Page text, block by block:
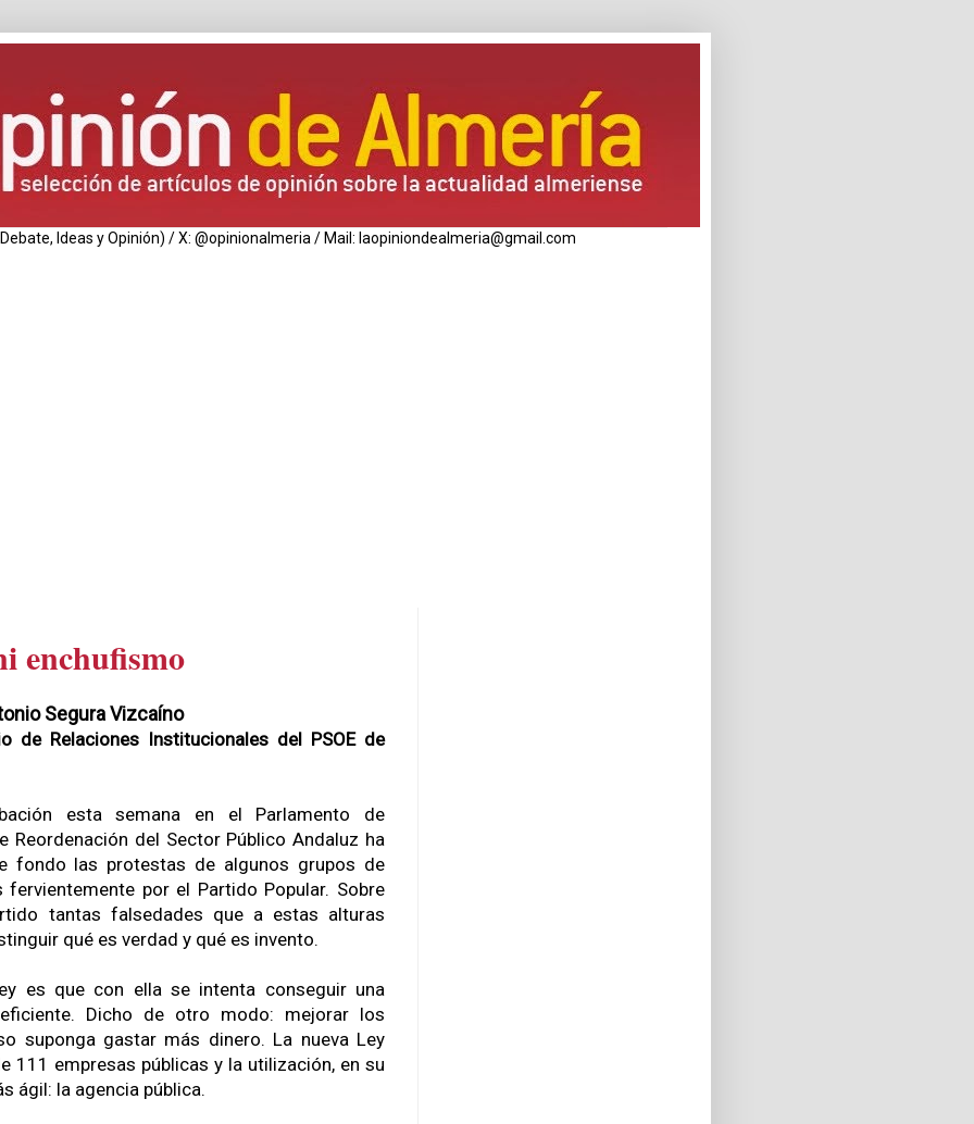
Debate, Ideas y Opinión) / X: @opinionalmeria / Mail: laopiniondealmeria@gmail.com
enchufismo
Segura Vizcaíno
de Relaciones Institucionales del PSOE de
esta semana en el Parlamento de
Reordenación del Sector Público Andaluz ha
fondo las protestas de algunos grupos de
fervientemente por el Partido Popular. Sobre
tantas falsedades que a estas alturas
qué es verdad y qué es invento.
es que con ella se intenta conseguir una
Dicho de otro modo: mejorar los
suponga gastar más dinero. La nueva Ley
111 empresas públicas y la utilización, en su
ágil: la agencia pública.